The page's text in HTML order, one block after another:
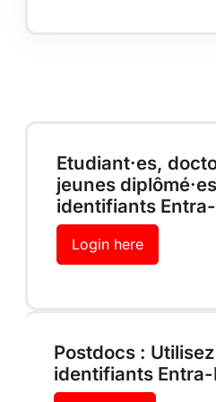
Etudiant·es,
jeunes
identifiants
Login here
Postdocs :
identifiants Entra-